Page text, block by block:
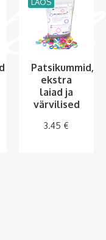
Patsikummid,
ekstra
laiad ja
värvilised
3.45 €